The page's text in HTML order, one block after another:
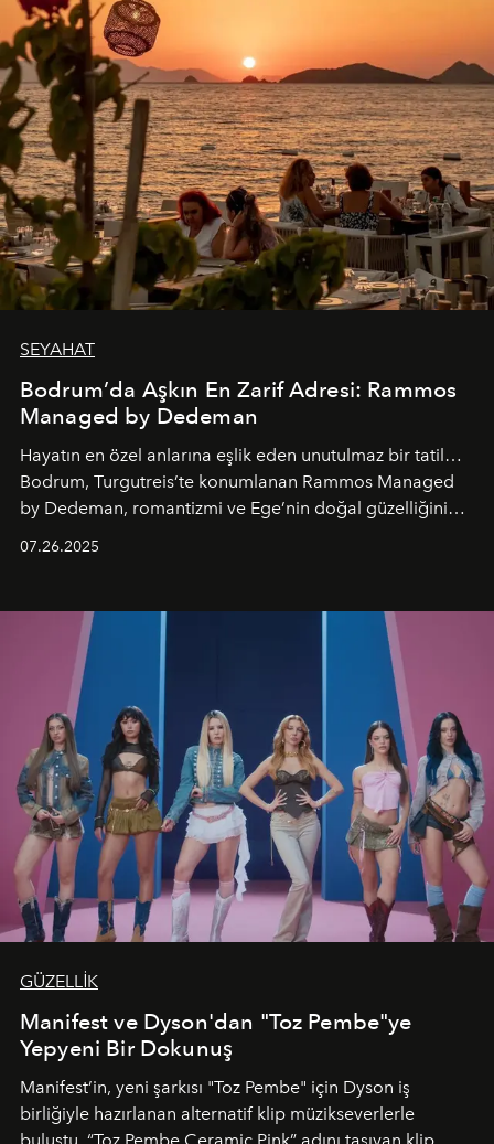
SEYAHAT
Bodrum’da Aşkın En Zarif Adresi: Rammos
Managed by Dedeman
Hayatın en özel anlarına eşlik eden unutulmaz bir tatil…
Bodrum, Turgutreis’te konumlanan Rammos Managed
by Dedeman, romantizmi ve Ege’nin doğal güzelliğini
07.26.2025
GÜZELLİK
Manifest ve Dyson'dan "Toz Pembe"ye
Yepyeni Bir Dokunuş
Manifest’in, yeni şarkısı "Toz Pembe" için Dyson iş
birliğiyle hazırlanan alternatif klip müzikseverlerle
buluştu. “Toz Pembe Ceramic Pink” adını taşıyan klip,